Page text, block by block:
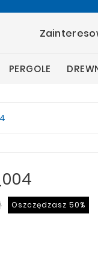
PERGOLE
Oszczędzasz 50%